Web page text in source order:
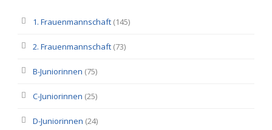
1. Frauenmannschaft (145)
2. Frauenmannschaft (73)
B-Juniorinnen (75)
C-Juniorinnen (25)
D-Juniorinnen (24)